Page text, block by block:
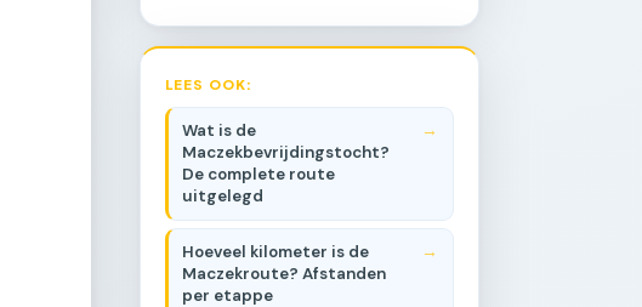
LEES OOK:
Wat is de
Maczekbevrijdingstocht?
De complete route
uitgelegd
Hoeveel kilometer is de
Maczekroute? Afstanden
per etappe